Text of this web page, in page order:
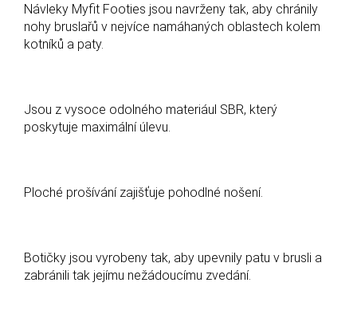
Návleky Myfit Footies jsou navrženy tak, aby chránily
nohy bruslařů v nejvíce namáhaných oblastech kolem
kotníků a paty.
Jsou z vysoce odolného materiául SBR, který
poskytuje maximální úlevu.
Ploché prošívání zajišťuje pohodlné nošení.
Botičky jsou vyrobeny tak, aby upevnily patu v brusli a
zabránili tak jejímu nežádoucímu zvedání.